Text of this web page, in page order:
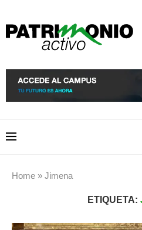
Home » Jimena
ETIQUETA: